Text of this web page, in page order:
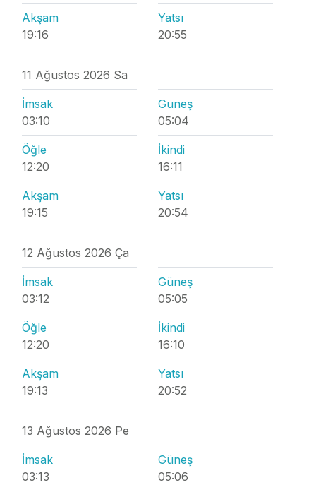
Akşam
19:16
Yatsı
20:55
11 Ağustos 2026 Sa
İmsak
03:10
Güneş
05:04
Öğle
12:20
İkindi
16:11
Akşam
19:15
Yatsı
20:54
12 Ağustos 2026 Ça
İmsak
03:12
Güneş
05:05
Öğle
12:20
İkindi
16:10
Akşam
19:13
Yatsı
20:52
13 Ağustos 2026 Pe
İmsak
03:13
Güneş
05:06